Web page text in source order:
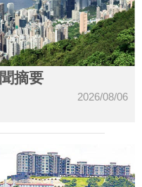
摘要
2026/08/06